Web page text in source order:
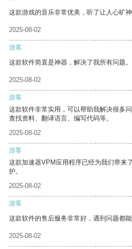
这款游戏的音乐非常优美，听了让人心旷神
2025-08-02
游客
这款软件简直是神器，解决了我所有问题。
2025-08-02
游客
这款软件非常实用，可以帮助我解决很多
查找资料、翻译语言、编写代码等。
2025-08-02
游客
这款加速器VPM应用程序已经为我们带来
护。
2025-08-02
游客
这款软件的售后服务非常好，遇到问题都能
2025-08-02